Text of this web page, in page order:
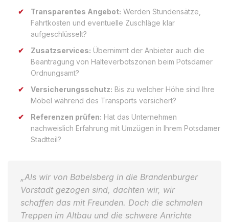
Transparentes Angebot: Werden Stundensätze,
Fahrtkosten und eventuelle Zuschläge klar
aufgeschlüsselt?
Zusatzservices: Übernimmt der Anbieter auch die
Beantragung von Halteverbotszonen beim Potsdamer
Ordnungsamt?
Versicherungsschutz: Bis zu welcher Höhe sind Ihre
Möbel während des Transports versichert?
Referenzen prüfen: Hat das Unternehmen
nachweislich Erfahrung mit Umzügen in Ihrem Potsdamer
Stadtteil?
„Als wir von Babelsberg in die Brandenburger
Vorstadt gezogen sind, dachten wir, wir
schaffen das mit Freunden. Doch die schmalen
Treppen im Altbau und die schwere Anrichte